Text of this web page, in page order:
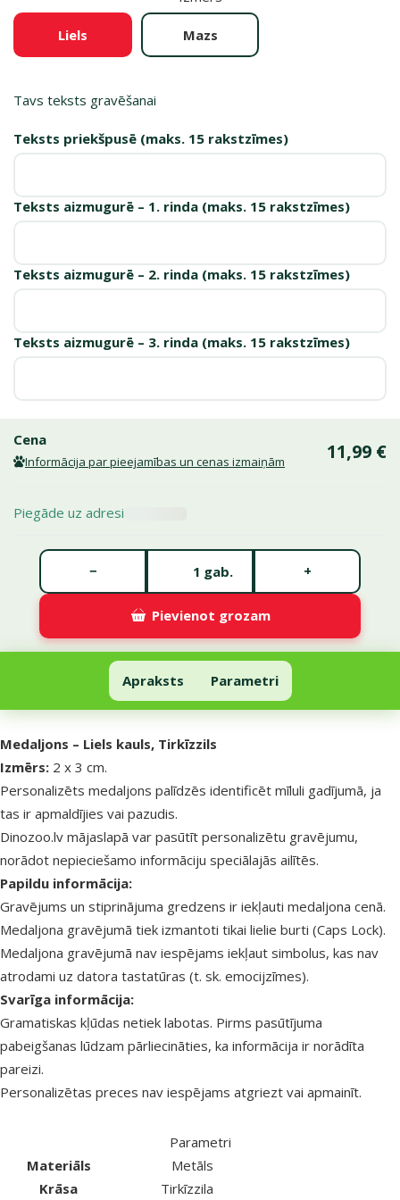
Liels Mazs
Tavs teksts gravēšanai
Teksts priekšpusē (maks. 15 rakstzīmes)
Teksts aizmugurē – 1. rinda (maks. 15 rakstzīmes)
Teksts aizmugurē – 2. rinda (maks. 15 rakstzīmes)
Teksts aizmugurē – 3. rinda (maks. 15 rakstzīmes)
Cena
Informācija par pieejamības un cenas izmaiņām 11,99 €
Piegāde uz adresi
gab.
− +
Pievienot grozam
Medaljons – Bone Large, Turquoise
Apraksts Parametri
Uz lapas sākumu
superzoo.product.detail.content
Medaljons – Liels kauls, Tirkīzzils
Izmērs: 2 x 3 cm.
Personalizēts medaljons palīdzēs identificēt mīluli gadījumā, ja
tas ir apmaldījies vai pazudis.
Dinozoo.lv mājaslapā var pasūtīt personalizētu gravējumu,
norādot nepieciešamo informāciju speciālajās ailītēs.
Papildu informācija:
Gravējums un stiprinājuma gredzens ir iekļauti medaljona cenā.
Medaljona gravējumā tiek izmantoti tikai lielie burti (Caps Lock).
Medaljona gravējumā nav iespējams iekļaut simbolus, kas nav
atrodami uz datora tastatūras (t. sk. emocijzīmes).
Svarīga informācija:
Gramatiskas kļūdas netiek labotas. Pirms pasūtījuma
pabeigšanas lūdzam pārliecināties, ka informācija ir norādīta
pareizi.
Personalizētas preces nav iespējams atgriezt vai apmainīt.
Parametri
Materiāls
Metāls
Krāsa
Tirkīzzila